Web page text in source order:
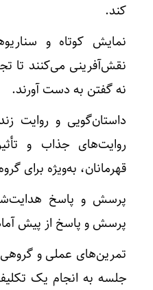
کند.
نمایش کوتاه و
نقش‌آفرینی می‌کنند تا
نه گفتن به دست آورند.
داستان‌گویی و روایت
روایت‌های جذاب و
قهرمانان، به‌ویژه برای
پرسش و پاسخ
پرسش و پاسخ از پیش
جلسه به انجام یک